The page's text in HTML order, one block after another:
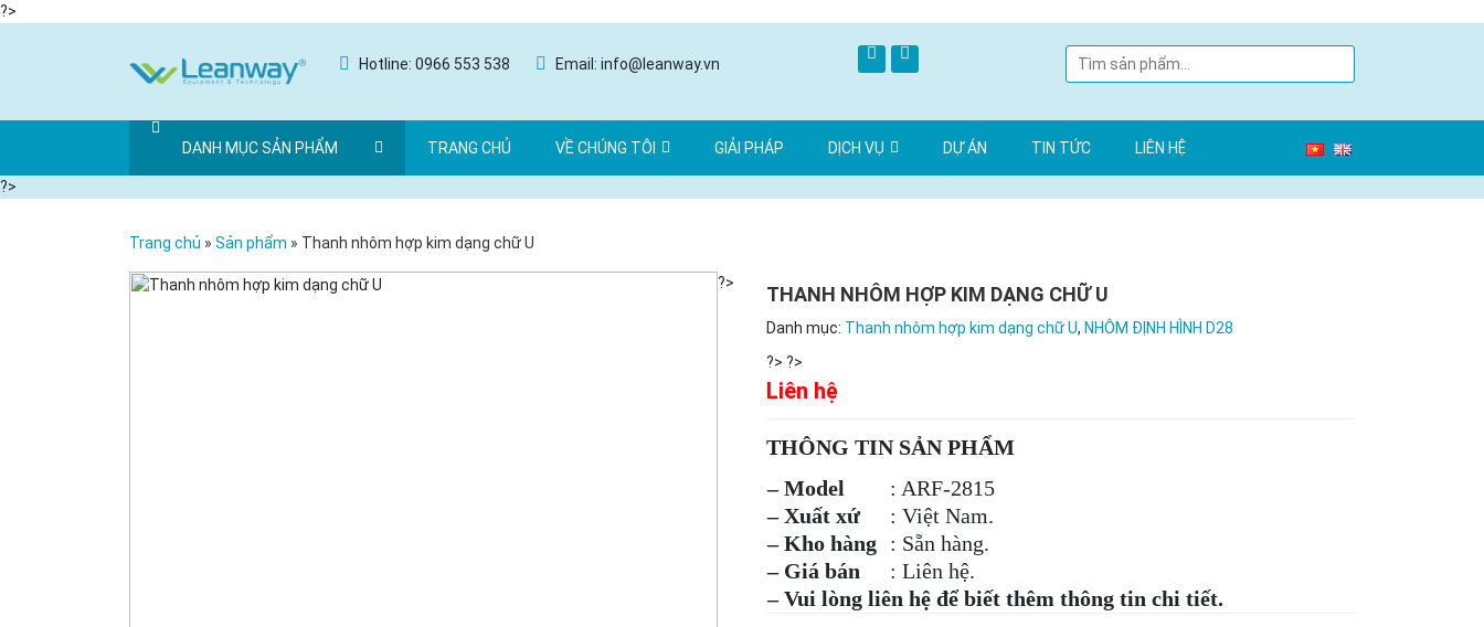
?>
Hotline: 0966 553 538 Email: info@leanway.vn
DANH MỤC SẢN PHẨM TRANG CHỦ VỀ CHÚNG TÔI GIẢI PHÁP DỊCH VỤ DỰ ÁN TIN TỨC LIÊN HỆ
?>
Trang chủ » Sản phẩm » Thanh nhôm hợp kim dạng chữ U
?> THANH NHÔM HỢP KIM DẠNG CHỮ U
Danh mục: Thanh nhôm hợp kim dạng chữ U, NHÔM ĐỊNH HÌNH D28
?>?>
Liên hệ
THÔNG TIN SẢN PHẨM
– Model
: ARF-2815
– Xuất xứ
: Việt Nam.
– Kho hàng : Sẵn hàng.
– Giá bán
: Liên hệ.
– Vui lòng liên hệ để biết thêm thông tin chi tiết.